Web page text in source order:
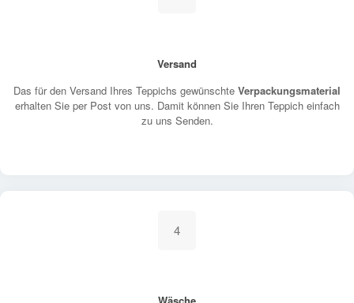
Versand
Das für den Versand Ihres Teppichs gewünschte Verpackungsmaterial
erhalten Sie per Post von uns. Damit können Sie Ihren Teppich einfach
zu uns Senden.
4
Wäsche